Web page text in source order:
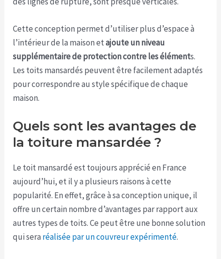
Cette conception permet d’utiliser plus d’espace à
l’intérieur de la maison etajoute un niveau
supplémentaire de protection contre les éléments.
Les toits mansardés peuvent être facilement adaptés
pour correspondre au style spécifique de chaque
maison.
Quels sont les avantages de
la toiture mansardée ?
Le toit mansardé est toujours apprécié en France
aujourd’hui, et il y a plusieurs raisons à cette
popularité. En effet, grâce à sa conception unique, il
offre un certain nombre d’avantages par rapport aux
autres types de toits. Ce peut être une bonne solution
qui sera réalisée par un couvreur expérimenté.